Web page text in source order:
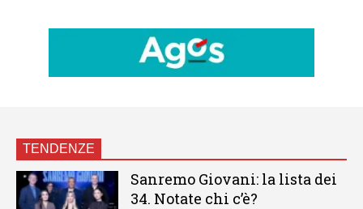
TENDENZE
Sanremo Giovani: la lista dei
34. Notate chi c’è?